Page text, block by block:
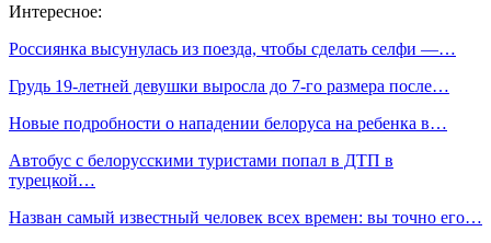
Интересное:
Россиянка высунулась из поезда, чтобы сделать селфи —…
Грудь 19-летней девушки выросла до 7-го размера после…
Новые подробности о нападении белоруса на ребенка в…
Автобус с белорусскими туристами попал в ДТП в
турецкой…
Назван самый известный человек всех времен: вы точно его…